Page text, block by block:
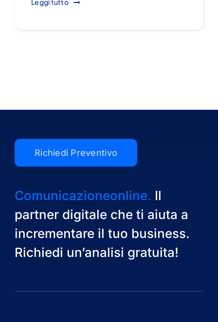
Leggi tutto
Richiedi Preventivo
Comunicazioneonline. Il
partner digitale che ti aiuta a
incrementare il tuo business.
Richiedi un’analisi gratuita!